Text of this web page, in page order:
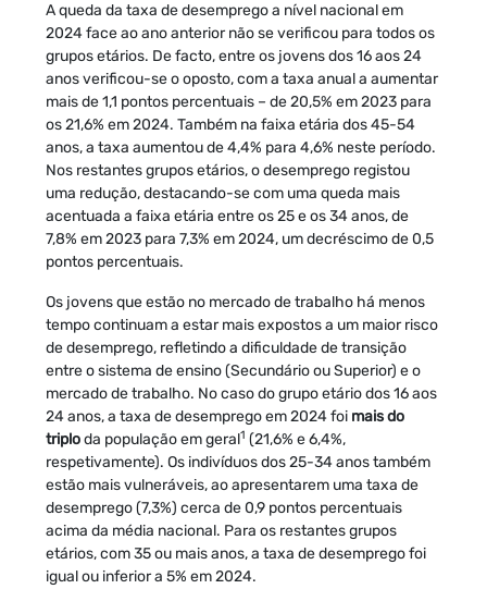
A queda da taxa de desemprego a nível nacional em
2024 face ao ano anterior não se verificou para todos os
grupos etários. De facto, entre os jovens dos 16 aos 24
anos verificou-se o oposto, com a taxa anual a aumentar
mais de 1,1 pontos percentuais – de 20,5% em 2023 para
os 21,6% em 2024. Também na faixa etária dos 45-54
anos, a taxa aumentou de 4,4% para 4,6% neste período.
Nos restantes grupos etários, o desemprego registou
uma redução, destacando-se com uma queda mais
acentuada a faixa etária entre os 25 e os 34 anos, de
7,8% em 2023 para 7,3% em 2024, um decréscimo de 0,5
pontos percentuais.
Os jovens que estão no mercado de trabalho há menos
tempo continuam a estar mais expostos a um maior risco
de desemprego, refletindo a dificuldade de transição
entre o sistema de ensino (Secundário ou Superior) e o
mercado de trabalho. No caso do grupo etário dos 16 aos
24 anos, a taxa de desemprego em 2024 foi mais do
triploda população em geral1 (21,6% e 6,4%,
respetivamente). Os indivíduos dos 25-34 anos também
estão mais vulneráveis, ao apresentarem uma taxa de
desemprego (7,3%) cerca de 0,9 pontos percentuais
acima da média nacional. Para os restantes grupos
etários, com 35 ou mais anos, a taxa de desemprego foi
igual ou inferior a 5% em 2024.